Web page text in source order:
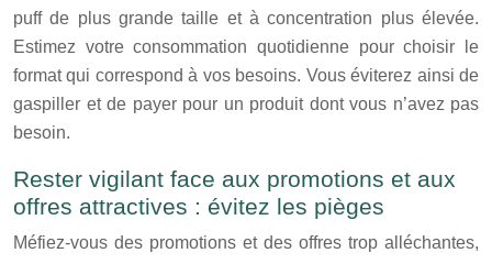
puff de plus grande taille et à concentration plus élevée.
Estimez votre consommation quotidienne pour choisir le
format qui correspond à vos besoins. Vous éviterez ainsi de
gaspiller et de payer pour un produit dont vous n’avez pas
besoin.
Rester vigilant face aux promotions et aux
offres attractives : évitez les pièges
Méfiez-vous des promotions et des offres trop alléchantes,